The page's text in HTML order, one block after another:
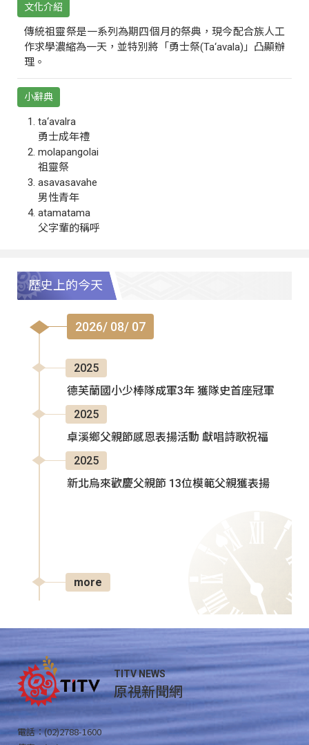
文化介紹
傳統祖靈祭是一系列為期四個月的祭典，現今配合族人工
作求學濃縮為一天，並特別將「勇士祭(Ta‘avala)」凸顯辦
理。
小辭典
ta‘avalra
勇士成年禮
molapangolai
祖靈祭
asavasavahe
男性青年
atamatama
父字輩的稱呼
歷史上的今天
2026/ 08/ 07
2025
德芙蘭國小少棒隊成軍3年 獲隊史首座冠軍
2025
卓溪鄉父親節感恩表揚活動 獻唱詩歌祝福
2025
新北烏來歡慶父親節 13位模範父親獲表揚
more
TITV NEWS
原視新聞網
電話：(02)2788-1600